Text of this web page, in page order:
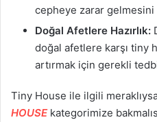
cepheye zarar gelmesini
Doğal Afetlere Hazırlık:
doğal afetlere karşı tiny
artırmak için gerekli
Tiny House ile ilgili
HOUSEkategorimize